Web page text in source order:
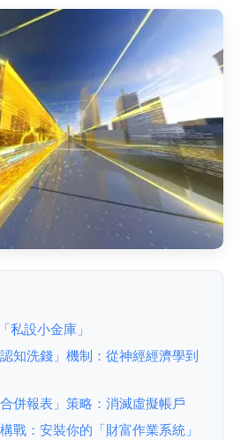
私設小金庫」
知洗錢」機制：從神經經濟學到
併報表」策略：消滅虛擬帳戶
戰：安裝你的「財富作業系統」